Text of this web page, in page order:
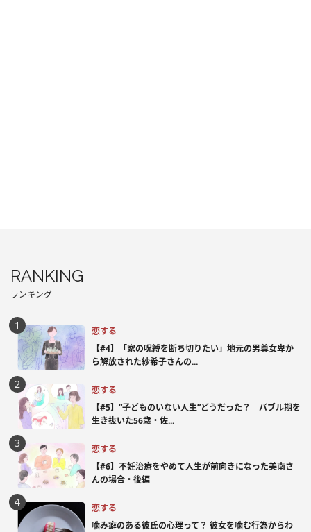
RANKING
ランキング
恋する
【#4】「家の呪縛を断ち切りたい」地元の男尊女卑か
ら解放された紗希子さんの...
恋する
【#5】“子どものいない人生”どうだった？ バブル期を
生き抜いた56歳・佐...
恋する
【#6】不妊治療をやめて人生が前向きになった美南さ
んの場合・後編
恋する
噛み癖のある彼氏の心理って？ 彼女を噛む行為からわ